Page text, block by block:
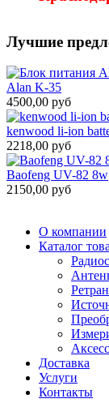
Лучшие
Alan K-35
4500,00 руб
kenwood li-ion
2218,00 руб
Baofeng UV-82 8w
2150,00 руб
О компании
Каталог
Доставка
Услуги
Контакты